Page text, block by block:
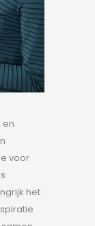
en
voor
het